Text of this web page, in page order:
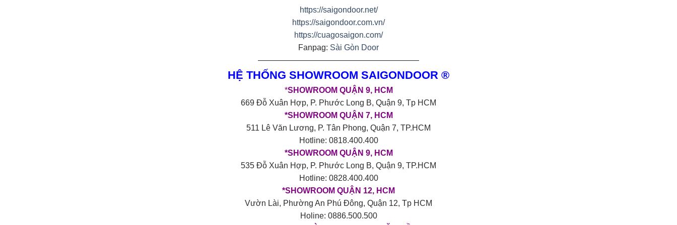
https://saigondoor.net/
https://saigondoor.com.vn/
https://cuagosaigon.com/
Fanpag: Sài Gòn Door
————————————————————
HỆ THỐNG SHOWROOM SAIGONDOOR ®
*SHOWROOM QUẬN 9, HCM
669 Đỗ Xuân Hợp, P. Phước Long B, Quận 9, Tp HCM
*SHOWROOM QUẬN 7, HCM
511 Lê Văn Lương, P. Tân Phong, Quận 7, TP.HCM
Hotline: 0818.400.400
*SHOWROOM QUẬN 9, HCM
535 Đỗ Xuân Hợp, P. Phước Long B, Quận 9, TP.HCM
Hotline: 0828.400.400
*SHOWROOM QUẬN 12, HCM
Vườn Lài, Phường An Phú Đông, Quận 12, Tp HCM
Holine: 0886.500.500